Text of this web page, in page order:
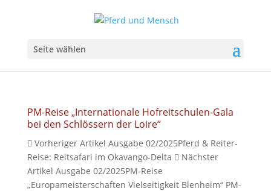
Seite wählen
PM-Reise „Internationale Hofreitschulen-Gala
bei den Schlössern der Loire“
 Vorheriger Artikel Ausgabe 02/2025Pferd & Reiter-
Reise: Reitsafari im Okavango-Delta  Nächster
Artikel Ausgabe 02/2025PM-Reise
„Europameisterschaften Vielseitigkeit Blenheim“ PM-